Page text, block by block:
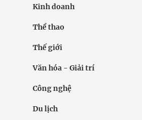
Kinh doanh
Thể thao
Thế giới
Văn hóa - Giải trí
Công nghệ
Du lịch